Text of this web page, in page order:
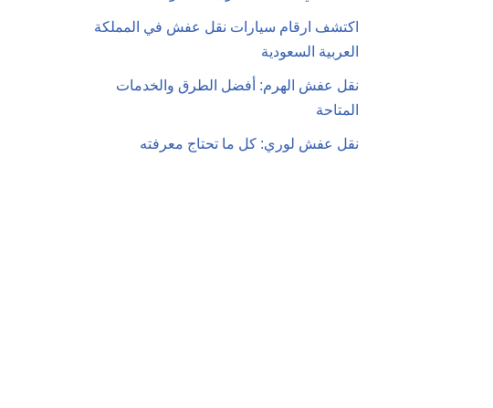
اكتشف ارقام سيارات نقل عفش في المملكة
العربية السعودية
نقل عفش الهرم: أفضل الطرق والخدمات
المتاحة
نقل عفش لوري: كل ما تحتاج معرفته